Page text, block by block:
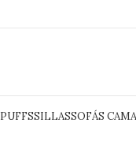
PUFFSSILLASSOFÁS CAMA